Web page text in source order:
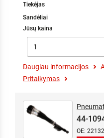
Tiekėjas
Sandėliai
Jūsų kaina
Daugiau informacijos
Pritaikymas
44-
OE: